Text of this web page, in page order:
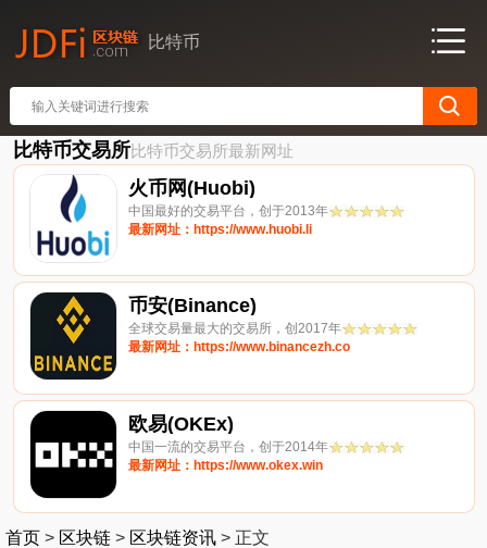
比特币
比特币交易所比特币交易所最新网址
火币网(Huobi)
中国最好的交易平台，创于2013年
最新网址：https://www.huobi.li
币安(Binance)
全球交易量最大的交易所，创2017年
最新网址：https://www.binancezh.co
欧易(OKEx)
中国一流的交易平台，创于2014年
最新网址：https://www.okex.win
首页 > 区块链 > 区块链资讯 > 正文